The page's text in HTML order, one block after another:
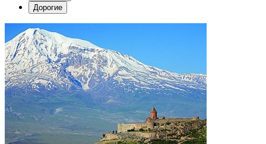
Дорогие